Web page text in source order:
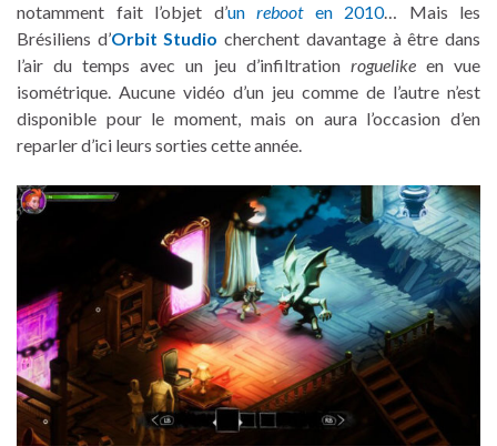
notamment fait l’objet d’un rebooten 2010… Mais les
Brésiliens d’Orbit Studio cherchent davantage à être dans
l’air du temps avec un jeu d’infiltration roguelikeen vue
isométrique. Aucune vidéo d’un jeu comme de l’autre n’est
disponible pour le moment, mais on aura l’occasion d’en
reparler d’ici leurs sorties cette année.